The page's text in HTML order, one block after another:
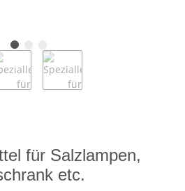
für Salzlampen,
etc.